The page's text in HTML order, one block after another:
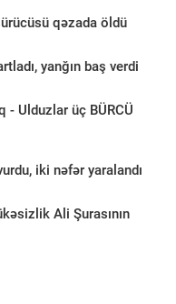
qəzada öldü
yanğın baş verdi
- Ulduzlar üç BÜRCÜ
iki nəfər yaralandı
Ali Şurasının